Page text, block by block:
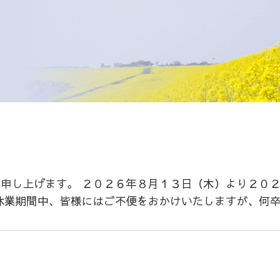
し上げます。 ２０２６年８月１３日（木）より２０
期間中、皆様にはご不便をおかけいたしますが、何